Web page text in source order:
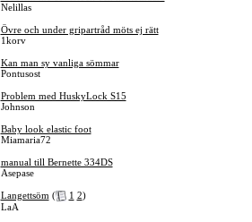
Nelillas
Övre och under gripartråd möts ej rätt
1korv
Kan man sy vanliga sömmar
Pontusost
Problem med HuskyLock S15
Johnson
Baby look elastic foot
Miamaria72
manual till Bernette 334DS
Asepase
Langettsöm ( 1 2)
LaA